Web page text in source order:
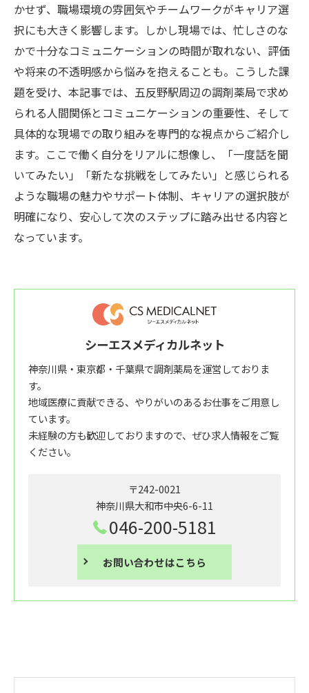
かせず、職場環境の雰囲気やチームワークがキャリア選
択にも大きく影響します。しかし現場では、忙しさのな
かで十分なコミュニケーションの時間が取れない、評価
や将来の不透明感から悩みを抱えることも。こうした課
題を受け、本記事では、五反野駅周辺の調剤薬局で求め
られる人間関係とコミュニケーションの重要性、そして
具体的な現場での取り組みを専門的な視点からご紹介し
ます。ここで働く自分をリアルに想像し、「一度話を聞
いてみたい」「新たな挑戦をしてみたい」と感じられる
ような職場の魅力やサポート体制、キャリアの選択肢が
明確になり、安心して次のステップに踏み出せる内容と
なっています。
シーエスメディカルネット
神奈川県・東京都・千葉県で調剤薬局を運営しておりま
す。
地域医療に貢献できる、やりがいのあるお仕事をご用意し
ています。
未経験の方も歓迎しておりますので、ぜひ求人情報をご覧
ください。
〒242-0021
神奈川県大和市中央6-6-11
046-200-5181
お問い合わせはこちら